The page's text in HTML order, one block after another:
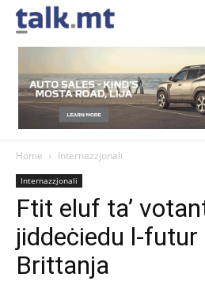
Home Internazzjonali
Internazzjonali
Ftit eluf ta’
jiddeċiedu l-futur
Brittanja